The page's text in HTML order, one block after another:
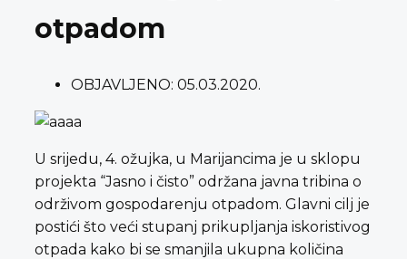
otpadom
OBJAVLJENO: 05.03.2020.
U srijedu, 4. ožujka, u Marijancima je u sklopu
projekta “Jasno i čisto” održana javna tribina o
održivom gospodarenju otpadom. Glavni cilj je
postići što veći stupanj prikupljanja iskoristivog
otpada kako bi se smanjila ukupna količina